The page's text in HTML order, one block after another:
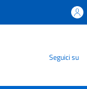
Seguici su